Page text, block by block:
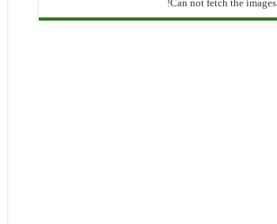
Can not fetch the images!